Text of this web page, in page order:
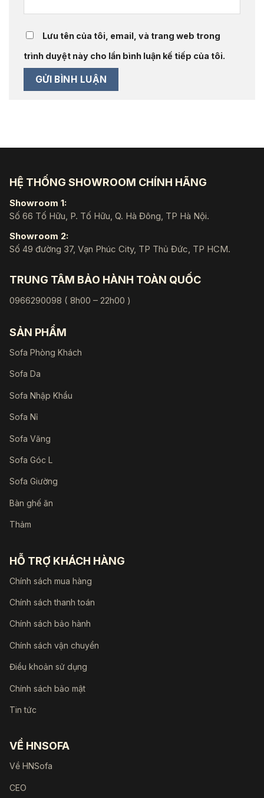
Lưu tên của tôi, email, và trang web trong
trình duyệt này cho lần bình luận kế tiếp của tôi.
HỆ THỐNG SHOWROOM CHÍNH HÃNG
Showroom 1:
Số 66 Tố Hữu, P. Tố Hữu, Q. Hà Đông, TP Hà Nội.
Showroom 2:
Số 49 đường 37, Vạn Phúc City, TP Thủ Đức, TP HCM.
TRUNG TÂM BẢO HÀNH TOÀN QUỐC
0966290098 ( 8h00 – 22h00 )
SẢN PHẨM
Sofa Phòng Khách
Sofa Da
Sofa Nhập Khẩu
Sofa Nỉ
Sofa Văng
Sofa Góc L
Sofa Giường
Bàn ghế ăn
Thảm
HỖ TRỢ KHÁCH HÀNG
Chính sách mua hàng
Chính sách thanh toán
Chính sách bảo hành
Chính sách vận chuyển
Điều khoản sử dụng
Chính sách bảo mật
Tin tức
VỀ HNSOFA
Về HNSofa
CEO